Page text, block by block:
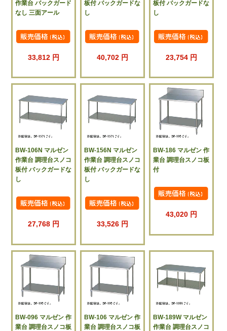
作業台 バックガード
なし 三面アール
33,812 円
板付 バックガードな
し
40,702 円
板付 バックガードな
し
23,754 円
BW-106N マルゼン
作業台 調理台スノコ
板付 バックガードな
し
27,768 円
BW-156N マルゼン
作業台 調理台スノコ
板付 バックガードな
し
33,526 円
BW-186 マルゼン 作
業台 調理台スノコ板
付
43,020 円
BW-096 マルゼン 作
業台 調理台スノコ板
BW-106 マルゼン 作
業台 調理台スノコ板
BW-189W マルゼン
作業台 調理台スノコ